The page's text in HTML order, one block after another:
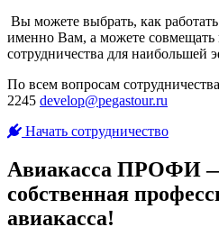
Вы можете выбрать, как
именно Вам, а можете совмещать
сотрудничества для наибольшей
По всем вопросам
2245 develop@pegastour.ru
Начать сотрудничество
Авиакасса ПРОФИ
собственная
авиакасса!